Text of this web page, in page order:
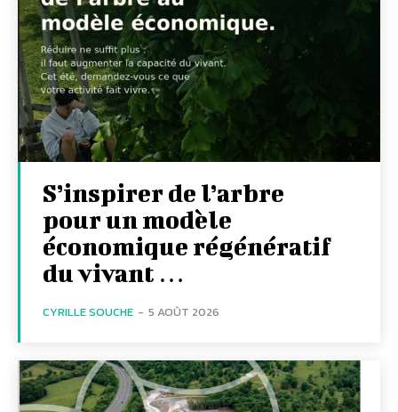
S’inspirer de l’arbre
pour un modèle
économique régénératif
du vivant …
CYRILLE SOUCHE - 5 AOÛT 2026